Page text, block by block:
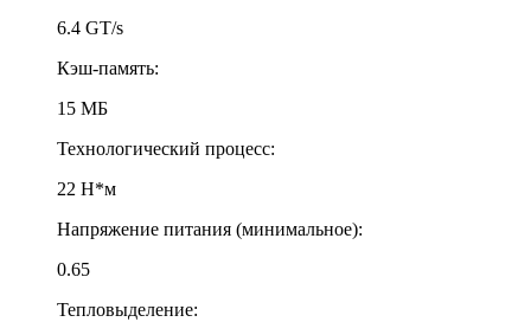
6.4 GT/s
Кэш-память:
15 МБ
Технологический процесс:
22 Н*м
Напряжение питания (минимальное):
0.65
Тепловыделение: